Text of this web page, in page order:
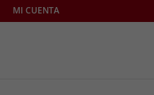
MI CUENTA